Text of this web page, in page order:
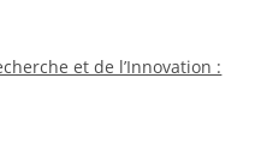
et de l’Innovation :